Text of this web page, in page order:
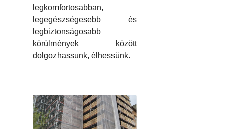
legkomfortosabban,
legegészségesebb és
legbiztonságosabb
körülmények között
dolgozhassunk, élhessünk.